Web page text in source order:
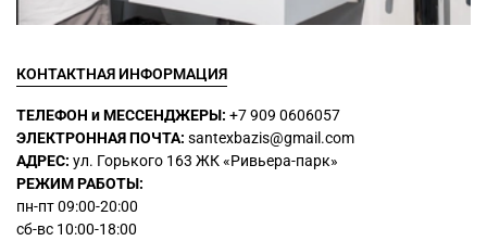
КОНТАКТНАЯ ИНФОРМАЦИЯ
ТЕЛЕФОН и МЕССЕНДЖЕРЫ: +7 909 0606057
ЭЛЕКТРОННАЯ ПОЧТА: santexbazis@gmail.com
АДРЕС: ул. Горького 163 ЖК«Ривьера-парк»
РЕЖИМ РАБОТЫ:
пн-пт 09:00-20:00
сб-вс 10:00-18:00